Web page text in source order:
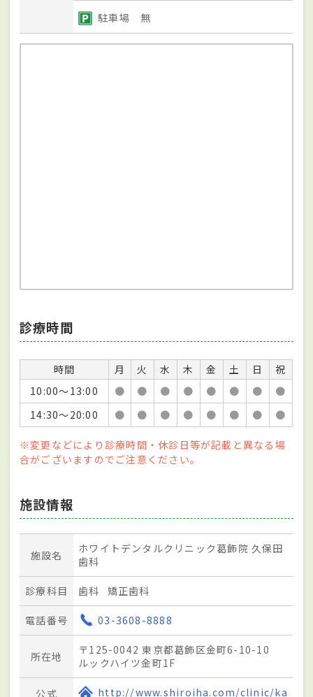
駐車場 無
診療時間
時間 月 火 水 木 金 土 日
祝
10:00～13:00
● ● ● ● ● ● ●
●
14:30～20:00
● ● ● ● ● ● ● ●
※変更などにより診療時間・休診日等が記載と異なる場
合がございますのでご注意ください。
施設情報
施設名
ホワイトデンタルクリニック葛飾院 久保田
歯科
診療科目 歯科 矯正歯科
電話番号 03-3608-8888
所在地
〒125-0042 東京都葛飾区金町6-10-10
ルックハイツ金町1F
公式 http://www.shiroiha.com/clinic/ka